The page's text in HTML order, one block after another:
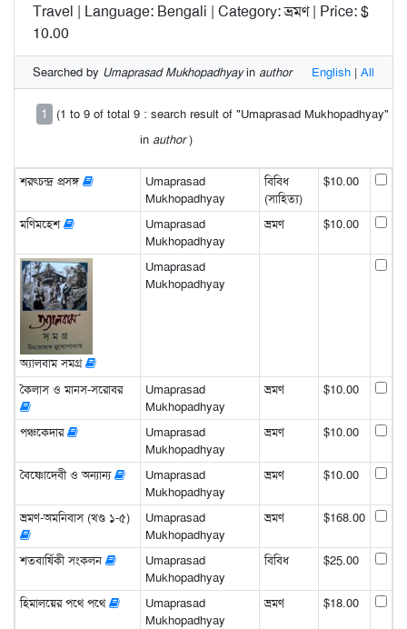
Travel | Language: Bengali | Category: ভ্রমণ | Price: $
10.00
Searched by Umaprasad Mukhopadhyayin author English | All
1
(1 to 9 of total 9 : search result of "Umaprasad Mukhopadhyay"
in author)
শরৎচন্দ্র প্রসঙ্গ
Umaprasad
Mukhopadhyay
বিবিধ
(সাহিত্য)
$10.00
মণিমহেশ
Umaprasad
Mukhopadhyay
ভ্রমণ $10.00
অ্যালবাম সমগ্র
Umaprasad
Mukhopadhyay
কৈলাস ও মানস-সরোবর
Umaprasad
Mukhopadhyay
ভ্রমণ $10.00
পঞ্চকেদার
Umaprasad
Mukhopadhyay
ভ্রমণ $10.00
বৈষ্ণোদেবী ও অন্যান্য
Umaprasad
Mukhopadhyay
ভ্রমণ $10.00
ভ্রমণ-অমনিবাস (খণ্ড ১-৫)
Umaprasad
Mukhopadhyay
ভ্রমণ $168.00
শতবার্ষিকী সংকলন
Umaprasad
Mukhopadhyay
বিবিধ $25.00
হিমালয়ের পথে পথে
Umaprasad
Mukhopadhyay
ভ্রমণ $18.00